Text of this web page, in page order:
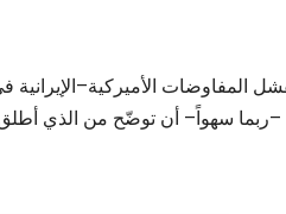
المفاوضات
–ربما سهواً– أن توضّح من الذي